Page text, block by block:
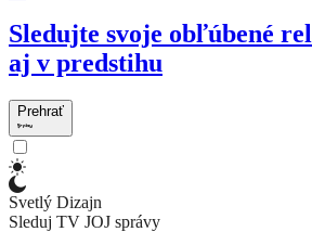
Sledujte svoje obľúbené
aj v predstihu
Prehrať
Svetlý Dizajn
Sleduj TV JOJ správy